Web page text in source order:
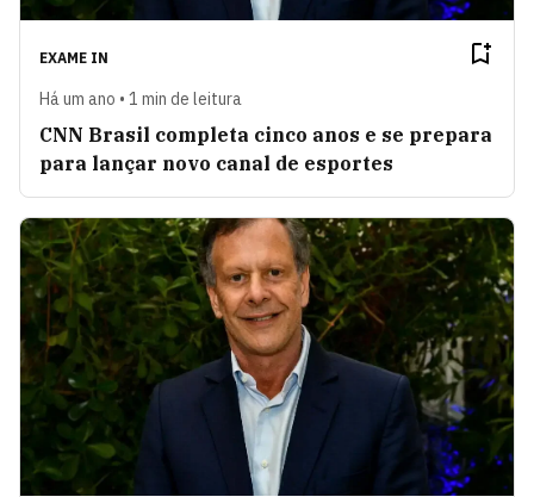
EXAME IN
Há um ano • 1 min de leitura
CNN Brasil completa cinco anos e se prepara
para lançar novo canal de esportes